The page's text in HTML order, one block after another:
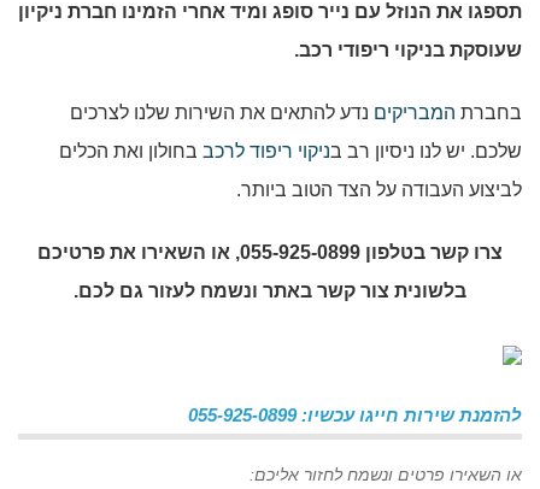
תספגו את הנוזל עם נייר סופג ומיד אחרי הזמינו חברת ניקיון
שעוסקת בניקוי ריפודי רכב.
בחברת המבריקים נדע להתאים את השירות שלנו לצרכים
שלכם. יש לנו ניסיון רב בניקוי ריפוד לרכב בחולון ואת הכלים
לביצוע העבודה על הצד הטוב ביותר.
צרו קשר בטלפון 055-925-0899, או השאירו את פרטיכם
בלשונית צור קשר באתר ונשמח לעזור גם לכם.
להזמנת שירות חייגו עכשיו: 055-925-0899
או השאירו פרטים ונשמח לחזור אליכם: